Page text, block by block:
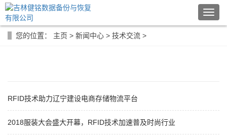
导
您的位置： 主页 > 新闻中心 > 技术交流 >
RFID技术助力辽宁建设电商存储物流平台
2018服装大会盛大开幕，RFID技术加速普及时尚行业